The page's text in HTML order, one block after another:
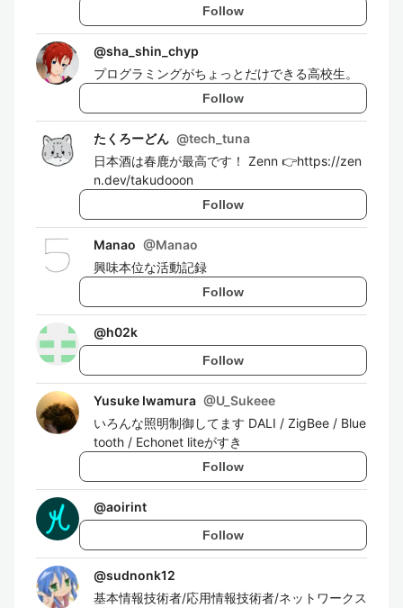
Follow
@sha_shin_chyp
プログラミングがちょっとだけできる高校生。
Follow
たくろーどん @tech_tuna
日本酒は春鹿が最高です！ Zenn 👉https://zen
n.dev/takudooon
Follow
Manao @Manao
興味本位な活動記録
Follow
@h02k
Follow
Yusuke Iwamura @U_Sukeee
いろんな照明制御してます DALI / ZigBee / Blue
tooth / Echonet liteがすき
Follow
@aoirint
Follow
@sudnonk12
基本情報技術者/応用情報技術者/ネットワークス